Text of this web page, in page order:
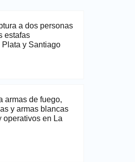
a dos personas
estafas
y Santiago
armas de fuego,
y armas blancas
operativos en La